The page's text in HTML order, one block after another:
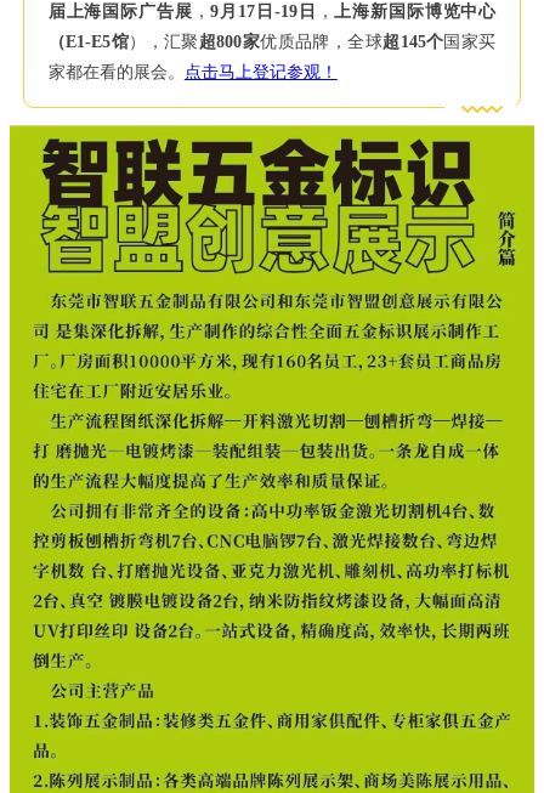
届上海国际广告展 ，9月17日-19日 ，
上海新国际博览中心
（E1-E5馆），汇聚 超800家优质品牌，全球超145个 国家买
家都在看的展会。
点击马上登记参观！